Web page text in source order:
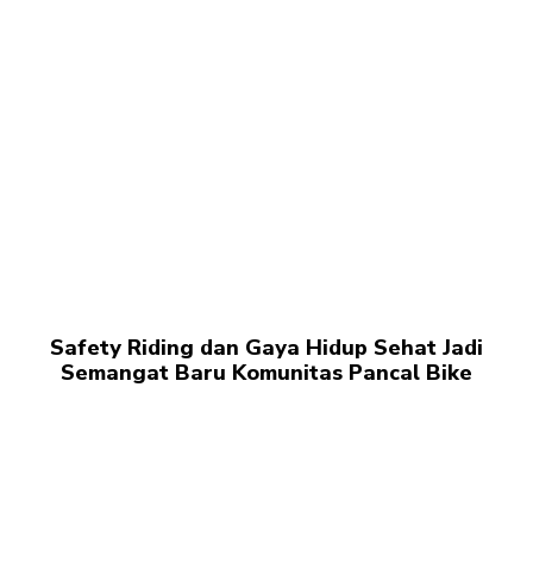
Safety Riding dan Gaya Hidup Sehat Jadi
Semangat Baru Komunitas Pancal Bike